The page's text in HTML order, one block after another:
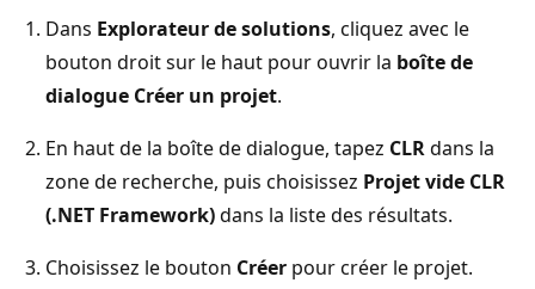
Dans Explorateur de solutions, cliquez avec le
bouton droit sur le haut pour ouvrir la boîte de
dialogue Créer un projet.
En haut de la boîte de dialogue, tapez CLRdans la
zone de recherche, puis choisissez Projet vide CLR
(.NET Framework)dans la liste des résultats.
Choisissez le bouton Créer pour créer le projet.